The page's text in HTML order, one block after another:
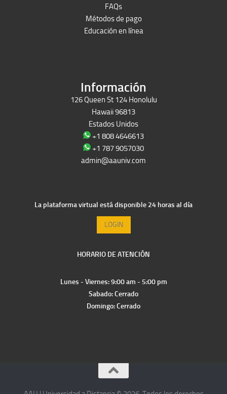
FAQs
Métodos de pago
Educación en línea
Información
126 Queen St 124 Honolulu
Hawaii 96813
Estados Unidos
+1 808 4646613
+1 787 9057030
admin@aauniv.com
La plataforma virtual está disponible 24 horas al día
LOGIN
HORARIO DE ATENCIÓN
Lunes - Viernes: 9:00 am - 5:00 pm
Sabado: Cerrado
Domingo: Cerrado